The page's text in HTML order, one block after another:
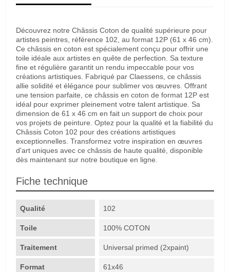
Découvrez notre Châssis Coton de qualité supérieure pour
artistes peintres, référence 102, au format 12P (61 x 46 cm).
Ce châssis en coton est spécialement conçu pour offrir une
toile idéale aux artistes en quête de perfection. Sa texture
fine et régulière garantit un rendu impeccable pour vos
créations artistiques. Fabriqué par Claessens, ce châssis
allie solidité et élégance pour sublimer vos œuvres. Offrant
une tension parfaite, ce châssis en coton de format 12P est
idéal pour exprimer pleinement votre talent artistique. Sa
dimension de 61 x 46 cm en fait un support de choix pour
vos projets de peinture. Optez pour la qualité et la fiabilité du
Châssis Coton 102 pour des créations artistiques
exceptionnelles. Transformez votre inspiration en œuvres
d'art uniques avec ce châssis de haute qualité, disponible
dès maintenant sur notre boutique en ligne.
Fiche technique
Qualité 102
Toile 100% COTON
Traitement Universal primed (2xpaint)
Format 61x46